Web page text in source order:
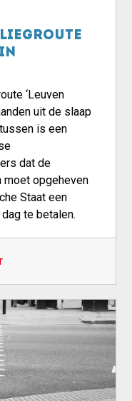
‘Leuven
uit de slaap
is een
dat de
moet opgeheven
Staat een
te betalen.